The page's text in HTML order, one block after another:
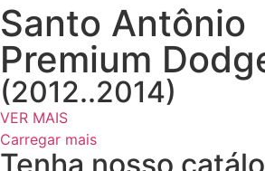
Santo Antônio
Premium
(2012..2014)
VER MAIS
Carregar mais